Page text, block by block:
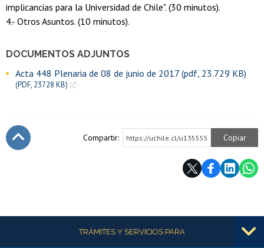
DOCUMENTOS ADJUNTOS
Acta 448 Plenaria de 08 de junio de 2017 (pdf, 23.729 KB)
(PDF, 23728 KB)
implicancias para la Universidad de Chile". (30 minutos).
4.- Otros Asuntos. (10 minutos).
Compartir: https://uchile.cl/u135555 Copiar
Más informaciónTRÁMITES Y SERVICIOS PARA